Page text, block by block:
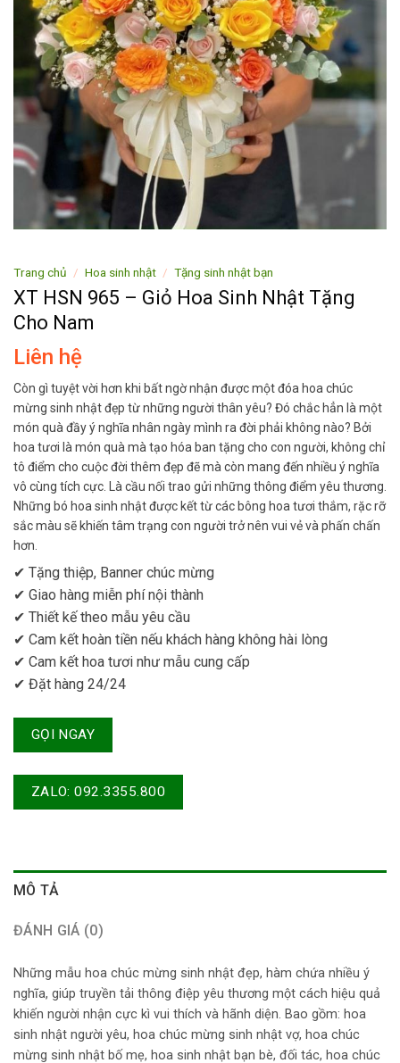
Trang chủ / Hoa sinh nhật / Tặng sinh nhật bạn
XT HSN 965 – Giỏ Hoa Sinh Nhật Tặng
Cho Nam
Liên hệ
Còn gì tuyệt vời hơn khi bất ngờ nhận được một đóa hoa chúc
mừng sinh nhật đẹp từ những người thân yêu? Đó chắc hẳn là một
món quà đầy ý nghĩa nhân ngày mình ra đời phải không nào? Bởi
hoa tươi là món quà mà tạo hóa ban tặng cho con người, không chỉ
tô điểm cho cuộc đời thêm đẹp đẽ mà còn mang đến nhiều ý nghĩa
vô cùng tích cực. Là cầu nối trao gửi những thông điểm yêu thương.
Những bó hoa sinh nhật được kết từ các bông hoa tươi thắm, rặc rỡ
sắc màu sẽ khiến tâm trạng con người trở nên vui vẻ và phấn chấn
hơn.
✔ Tặng thiệp, Banner chúc mừng
✔ Giao hàng miễn phí nội thành
✔ Thiết kế theo mẫu yêu cầu
✔ Cam kết hoàn tiền nếu khách hàng không hài lòng
✔ Cam kết hoa tươi như mẫu cung cấp
✔ Đặt hàng 24/24
GỌI NGAY
ZALO: 092.3355.800
MÔ TẢ
ĐÁNH GIÁ (0)
Những mẫu hoa chúc mừng sinh nhật đẹp, hàm chứa nhiều ý
nghĩa, giúp truyền tải thông điệp yêu thương một cách hiệu quả
khiến người nhận cực kì vui thích và hãnh diện. Bao gồm: hoa
sinh nhật người yêu, hoa chúc mừng sinh nhật vợ, hoa chúc
mừng sinh nhật bố mẹ, hoa sinh nhật bạn bè, đối tác, hoa chúc